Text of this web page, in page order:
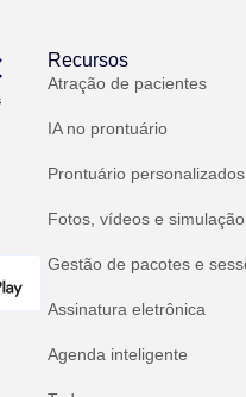
Recursos
Atração de pacientes
IA no prontuário
Prontuário personalizados
Fotos, vídeos e
Gestão de pacotes e
Assinatura eletrônica
Agenda inteligente